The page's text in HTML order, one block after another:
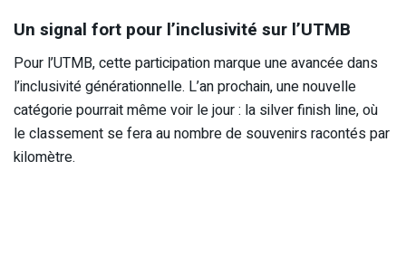
Un signal fort pour l’inclusivité sur l’UTMB
Pour l’UTMB, cette participation marque une avancée dans
l’inclusivité générationnelle. L’an prochain, une nouvelle
catégorie pourrait même voir le jour : la silver finish line, où
le classement se fera au nombre de souvenirs racontés par
kilomètre.